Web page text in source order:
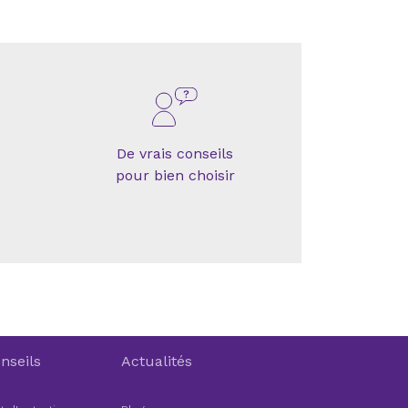
De vrais conseils
pour bien choisir
Actualités